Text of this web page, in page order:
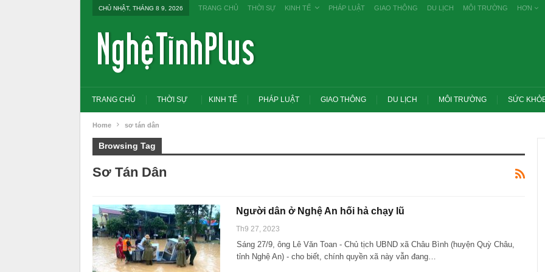
CHỦ NHẬT, THÁNG 8 9, 2026 TRANG CHỦ THỜI SỰ KINH TẾ PHÁP LUẬT GIAO THÔNG DU LỊCH MÔI TRƯỜNG HƠN
TRANG CHỦ THỜI SỰ KINH TẾ PHÁP LUẬT GIAO THÔNG DU LỊCH MÔI TRƯỜNG SỨC
Home sơ tán dân
Browsing Tag
Sơ Tán Dân
Người dân ở Nghệ An hối hả chạy lũ
Th9 27, 2023
Sáng 27/9, ông Lê Văn Toan - Chủ tịch UBND xã Châu Bình (huyện Quỳ Châu,
tỉnh Nghệ An) - cho biết, chính quyền xã này vẫn đang…
Tổng Bí thư, Chủ tịch nước yêu cầu thay
đổi tư duy bằng cấp sang nghề nghiệp
Thủ tướng: Xử lý nghiêm các vụ tiêu cực